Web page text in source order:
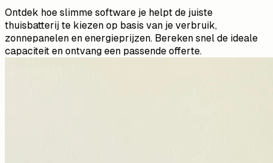
Ontdek hoe slimme software je helpt de juiste
thuisbatterij te kiezen op basis van je verbruik,
zonnepanelen en energieprijzen. Bereken snel de ideale
capaciteit en ontvang een passende offerte.